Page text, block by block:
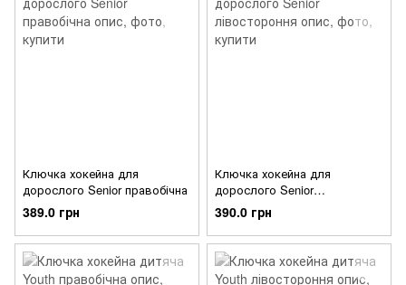
Ключка хокейна для
дорослого Senior правобічна
389.0 грн
Ключка хокейна для
дорослого Senior
лівостороння
390.0 грн